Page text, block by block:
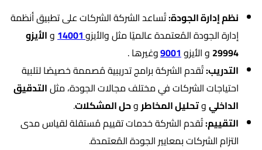
نظم إدارة الجودة:تُساعد الشركة الشركات على تطبيق أنظمة
إدارة الجودة المُعتمدة عالميًا مثل والأيزو14001 والأيزو
29994 و الأيزو9001وغيرها .
التدريب:تُقدم الشركة برامج تدريبية مُصممة خصيصًا لتلبية
احتياجات الشركات في مختلف مجالات الجودة، مثلالتدقيق
الداخليوتحليل المخاطر وحل المشكلات.
التقييم:تُقدم الشركة خدمات تقييم مُستقلة لقياس مدى
التزام الشركات بمعايير الجودة المُعتمدة.